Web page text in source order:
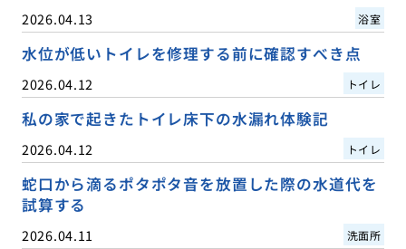
2026.04.13 浴室
水位が低いトイレを修理する前に確認すべき点
2026.04.12 トイレ
私の家で起きたトイレ床下の水漏れ体験記
2026.04.12 トイレ
蛇口から滴るポタポタ音を放置した際の水道代を
試算する
2026.04.11 洗面所